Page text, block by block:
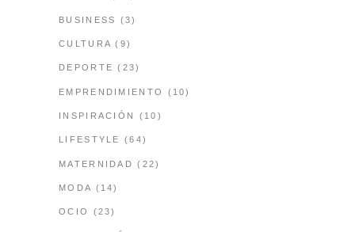
BUSINESS (3)
CULTURA (9)
DEPORTE (23)
EMPRENDIMIENTO (10)
INSPIRACIÓN (10)
LIFESTYLE (64)
MATERNIDAD (22)
MODA (14)
OCIO (23)